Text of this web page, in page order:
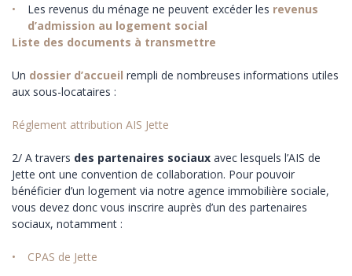
Les revenus du ménage ne peuvent excéder les revenus
d’admission au logement social
Liste des documents à transmettre
Un dossier d’accueil rempli de nombreuses informations utiles
aux sous-locataires :
Réglement attribution AIS Jette
2/ A travers des partenaires sociaux avec lesquels l’AIS de
Jette ont une convention de collaboration. Pour pouvoir
bénéficier d’un logement via notre agence immobilière sociale,
vous devez donc vous inscrire auprès d’un des partenaires
sociaux, notamment :
CPAS de Jette